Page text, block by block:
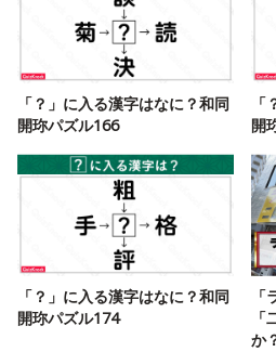
「？」に入る漢字はなに？和同
開珎パズル166
開
「？」に入る漢字はなに？和同
開珎パズル174
か